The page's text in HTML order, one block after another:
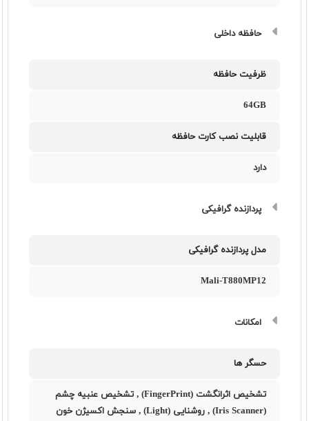
حافظه داخلی
ظرفیت حافظه
64GB
قابلیت نصب کارت حافظه
دارد
پردازنده گرافیکی
مدل پردازنده گرافیکی
Mali-T880MP12
امکانات
حسگر ها
تشخیص اثرانگشت (FingerPrint) , تشخیص عنبیه چشم
(Iris Scanner) , روشنایی (Light) , سنجش اکسیژن خون